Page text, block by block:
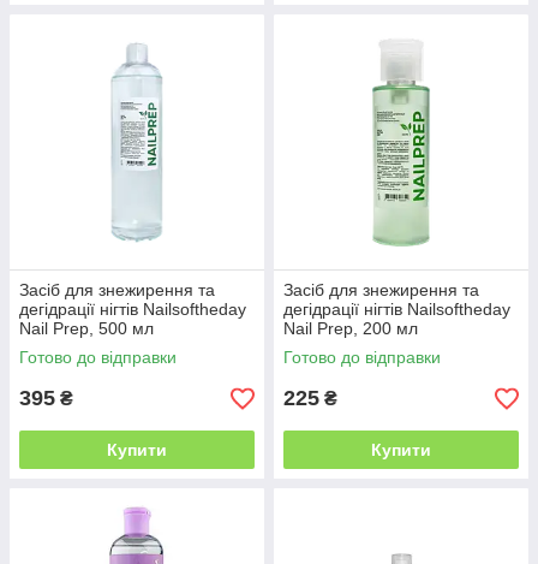
Засіб для знежирення та
дегідрації нігтів Nailsoftheday
Nail Prep, 500 мл
Готово до відправки
395 ₴
Купити
Засіб для знежирення та
дегідрації нігтів Nailsoftheday
Nail Prep, 200 мл
Готово до відправки
225 ₴
Купити